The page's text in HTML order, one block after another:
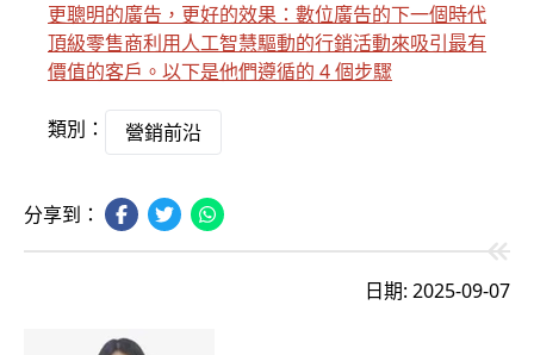
更聰明的廣告，更好的效果：數位廣告的下一個時代
頂級零售商利用人工智慧驅動的行銷活動來吸引最有
價值的客戶。以下是他們遵循的 4 個步驟
類別： 營銷前沿
分享到：
日期: 2025-09-07